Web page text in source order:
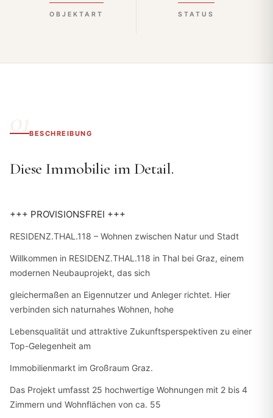
OBJEKTART STATUS
BESCHREIBUNG
Diese Immobilie im Detail.
+++ PROVISIONSFREI +++
RESIDENZ.THAL.118 – Wohnen zwischen Natur und Stadt
Willkommen in RESIDENZ.THAL.118 in Thal bei Graz, einem
modernen Neubauprojekt, das sich
gleichermaßen an Eigennutzer und Anleger richtet. Hier
verbinden sich naturnahes Wohnen, hohe
Lebensqualität und attraktive Zukunftsperspektiven zu einer
Top-Gelegenheit am
Immobilienmarkt im Großraum Graz.
Das Projekt umfasst 25 hochwertige Wohnungen mit 2 bis 4
Zimmern und Wohnflächen von ca. 55